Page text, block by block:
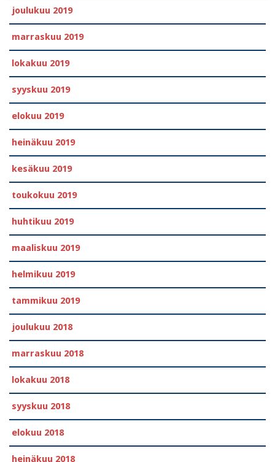
joulukuu 2019
marraskuu 2019
lokakuu 2019
syyskuu 2019
elokuu 2019
heinäkuu 2019
kesäkuu 2019
toukokuu 2019
huhtikuu 2019
maaliskuu 2019
helmikuu 2019
tammikuu 2019
joulukuu 2018
marraskuu 2018
lokakuu 2018
syyskuu 2018
elokuu 2018
heinäkuu 2018